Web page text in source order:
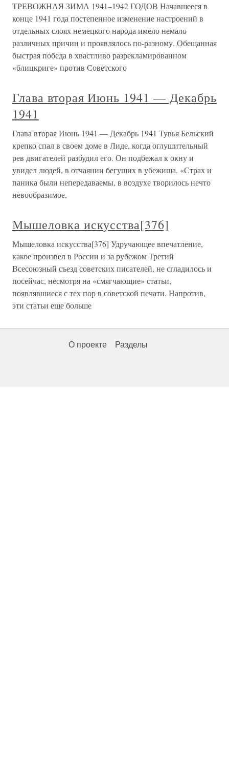
ТРЕВОЖНАЯ ЗИМА 1941–1942 ГОДОВ Начавшееся в
конце 1941 года постепенное изменение настроений в
отдельных слоях немецкого народа имело немало
различных причин и проявлялось по-разному. Обещанная
быстрая победа в хвастливо разрекламированном
«блицкриге» против Советского
Глава вторая Июнь 1941 — Декабрь
1941
Глава вторая Июнь 1941 — Декабрь 1941 Тувья Бельский
крепко спал в своем доме в Лиде, когда оглушительный
рев двигателей разбудил его. Он подбежал к окну и
увидел людей, в отчаянии бегущих в убежища. «Страх и
паника были непередаваемы, в воздухе творилось нечто
невообразимое,
Мышеловка искусства[376]
Мышеловка искусства[376] Удручающее впечатление,
какое произвел в России и за рубежом Третий
Всесоюзный съезд советских писателей, не сгладилось и
посейчас, несмотря на «смягчающие» статьи,
появлявшиеся с тех пор в советской печати. Напротив,
эти статьи еще больше
О проекте Разделы